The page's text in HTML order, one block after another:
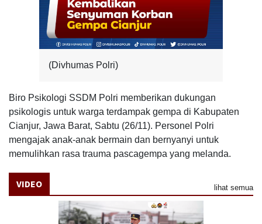
(Divhumas Polri)
Biro Psikologi SSDM Polri memberikan dukungan
psikologis untuk warga terdampak gempa di Kabupaten
Cianjur, Jawa Barat, Sabtu (26/11). Personel Polri
mengajak anak-anak bermain dan bernyanyi untuk
memulihkan rasa trauma pascagempa yang melanda.
VIDEO lihat semua